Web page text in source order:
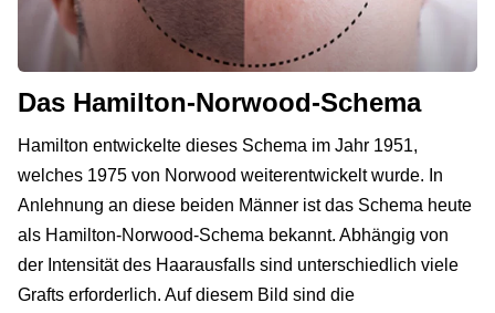
Das Hamilton-Norwood-Schema
Hamilton entwickelte dieses Schema im Jahr 1951,
welches 1975 von Norwood weiterentwickelt wurde. In
Anlehnung an diese beiden Männer ist das Schema heute
als Hamilton-Norwood-Schema bekannt. Abhängig von
der Intensität des Haarausfalls sind unterschiedlich viele
Grafts erforderlich. Auf diesem Bild sind die